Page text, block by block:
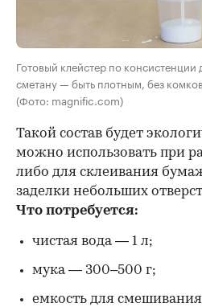
Готовый клейстер по
сметану — быть плотным, без
(Фото: magnific.com)
Такой состав будет
можно использовать при
либо для склеивания
заделки небольших
Что потребуется:
чистая вода — 1 л;
мука — 300–500 г;
емкость для